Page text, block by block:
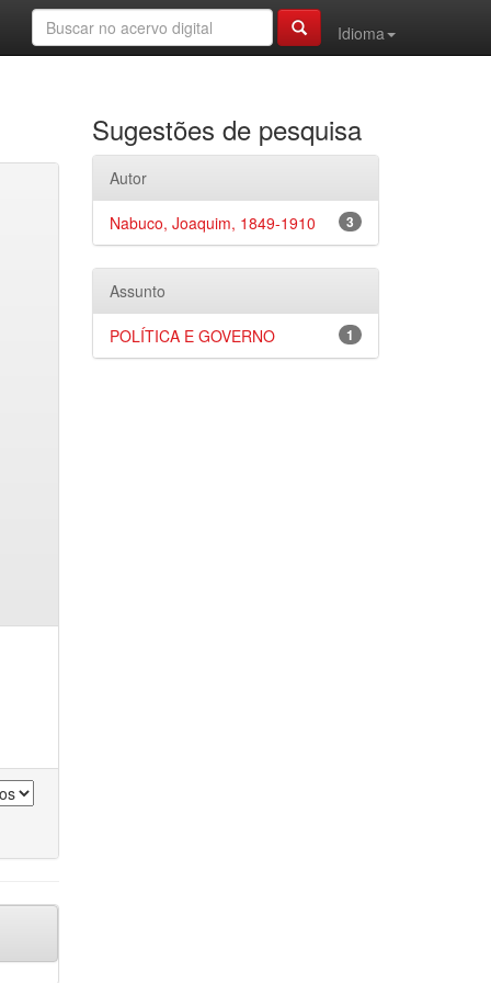
Idioma
Sugestões de pesquisa
Autor
3
Nabuco, Joaquim, 1849-1910
Assunto
1
POLÍTICA E GOVERNO